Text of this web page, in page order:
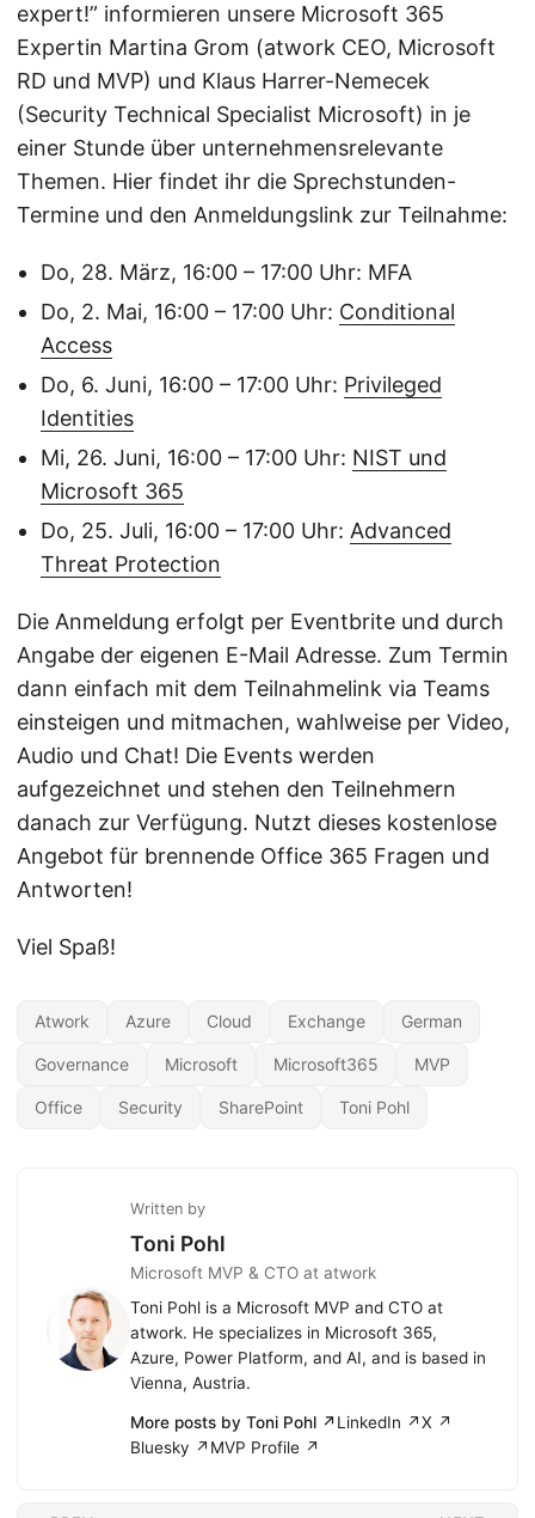
expert!” informieren unsere Microsoft 365
Expertin Martina Grom (atwork CEO, Microsoft
RD und MVP) und Klaus Harrer-Nemecek
(Security Technical Specialist Microsoft) in je
einer Stunde über unternehmensrelevante
Themen. Hier findet ihr die Sprechstunden-
Termine und den Anmeldungslink zur Teilnahme:
Do, 28. März, 16:00 – 17:00 Uhr: MFA
Do, 2. Mai, 16:00 – 17:00 Uhr: Conditional
Access
Do, 6. Juni, 16:00 – 17:00 Uhr: Privileged
Identities
Mi, 26. Juni, 16:00 – 17:00 Uhr: NIST und
Microsoft 365
Do, 25. Juli, 16:00 – 17:00 Uhr: Advanced
Threat Protection
Die Anmeldung erfolgt per Eventbrite und durch
Angabe der eigenen E-Mail Adresse. Zum Termin
dann einfach mit dem Teilnahmelink via Teams
einsteigen und mitmachen, wahlweise per Video,
Audio und Chat! Die Events werden
aufgezeichnet und stehen den Teilnehmern
danach zur Verfügung. Nutzt dieses kostenlose
Angebot für brennende Office 365 Fragen und
Antworten!
Viel Spaß!
Atwork Azure Cloud Exchange German
Governance Microsoft Microsoft365 MVP
Office Security SharePoint Toni Pohl
Written by
Toni Pohl
Microsoft MVP & CTO at atwork
Toni Pohl is a Microsoft MVP and CTO at
atwork. He specializes in Microsoft 365,
Azure, Power Platform, and AI, and is based in
Vienna, Austria.
More posts by Toni Pohl ↗LinkedIn ↗X ↗
Bluesky ↗ MVP Profile ↗